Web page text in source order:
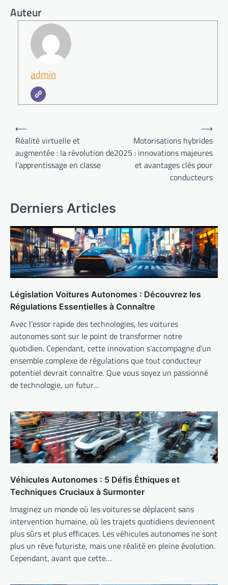
Auteur
admin
Navigation
de
l’article
⟵
Réalité virtuelle et
augmentée : la révolution de
l’apprentissage en classe
Motorisations hybrides
2025 : innovations majeures
et avantages clés pour
conducteurs
⟶
Derniers Articles
Législation Voitures Autonomes : Découvrez les
Régulations Essentielles à Connaître
Avec l’essor rapide des technologies, les voitures
autonomes sont sur le point de transformer notre
quotidien. Cependant, cette innovation s’accompagne d’un
ensemble complexe de régulations que tout conducteur
potentiel devrait connaître. Que vous soyez un passionné
de technologie, un futur…
Véhicules Autonomes : 5 Défis Éthiques et
Techniques Cruciaux à Surmonter
Imaginez un monde où les voitures se déplacent sans
intervention humaine, où les trajets quotidiens deviennent
plus sûrs et plus efficaces. Les véhicules autonomes ne sont
plus un rêve futuriste, mais une réalité en pleine évolution.
Cependant, avant que cette…